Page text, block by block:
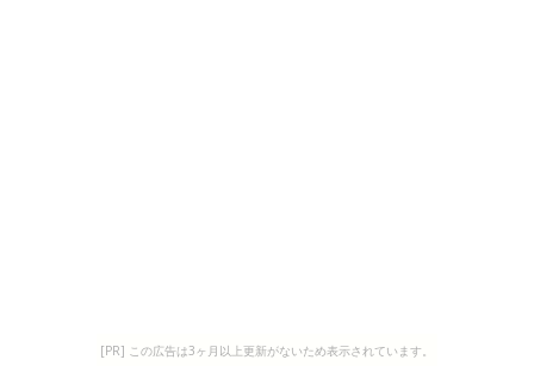
[PR] この広告は3ヶ月以上更新がないため表示されています。